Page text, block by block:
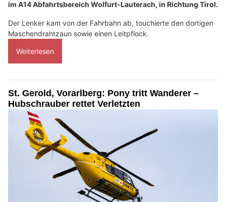
im A14 Abfahrtsbereich Wolfurt-Lauterach, in Richtung Tirol.
Der Lenker kam von der Fahrbahn ab, touchierte den dortigen
Maschendrahtzaun sowie einen Leitpflock.
Weiterlesen
St. Gerold, Vorarlberg: Pony tritt Wanderer –
Hubschrauber rettet Verletzten